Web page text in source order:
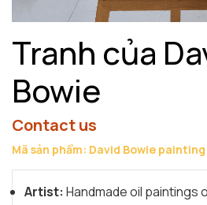
Tranh của
Bowie
Contact us
Mã sản phẩm: David Bowie painting
Artist: Handmade oil paintings